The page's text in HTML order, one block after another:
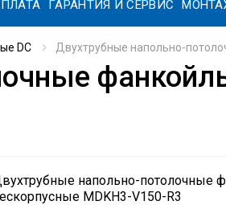
ГАРАНТИЯ И СЕРВИС
DC Двухтрубные напольно-
напольно-потолочные
MDKH3-V150-R3